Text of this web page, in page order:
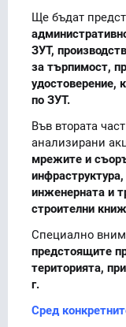
Ще бъдат
ЗУТ,
за търпимост,
удостоверение,
по ЗУТ.
Във втората
анализирани
мрежите и
инфраструктура,
инженерната и
строителни
Специално
предстоящите
територията,
г.
Сред